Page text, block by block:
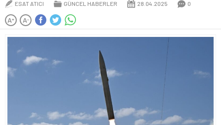
ESAT ATICI GÜNCEL HABERLER 28.04.2025 0
A+ A-